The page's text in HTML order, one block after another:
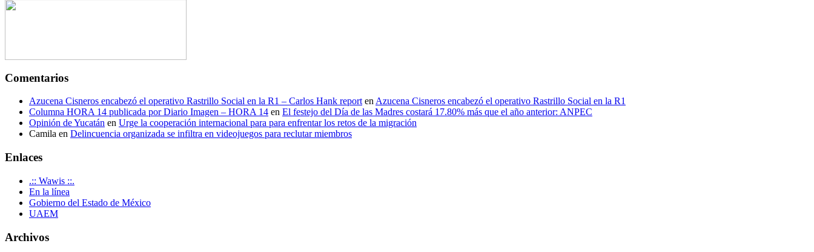
Comentarios
Azucena Cisneros encabezó el operativo Rastrillo Social en la R1 – Carlos Hank report en Azucena Cisneros encabezó el operativo Rastrillo Social en la R1
Columna HORA 14 publicada por Diario Imagen – HORA 14 en El festejo del Día de las Madres costará 17.80% más que el año anterior: ANPEC
Opinión de Yucatán en Urge la cooperación internacional para para enfrentar los retos de la migración
Camila en Delincuencia organizada se infiltra en videojuegos para reclutar miembros
Enlaces
.:: Wawis ::.
En la línea
Gobierno del Estado de México
UAEM
Archivos